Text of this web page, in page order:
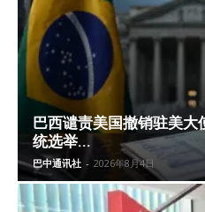
巴西谴责美国撤销驻美大
统选举...
巴中通讯社 - 2026年8月4日